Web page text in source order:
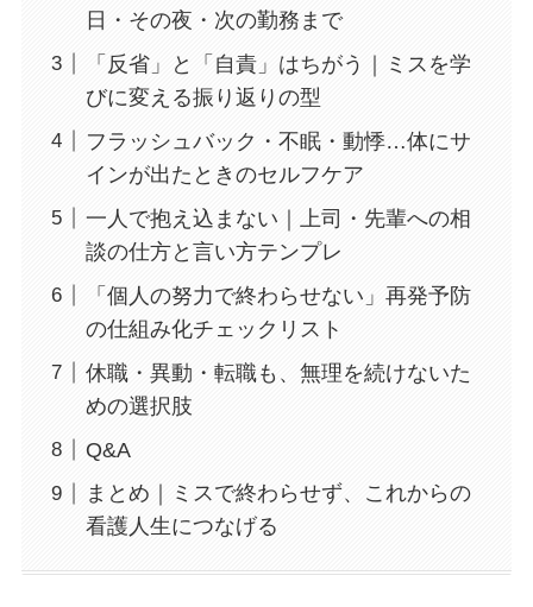
日・その夜・次の勤務まで
「反省」と「自責」はちがう｜ミスを学
びに変える振り返りの型
フラッシュバック・不眠・動悸…体にサ
インが出たときのセルフケア
一人で抱え込まない｜上司・先輩への相
談の仕方と言い方テンプレ
「個人の努力で終わらせない」再発予防
の仕組み化チェックリスト
休職・異動・転職も、無理を続けないた
めの選択肢
Q&A
まとめ｜ミスで終わらせず、これからの
看護人生につなげる